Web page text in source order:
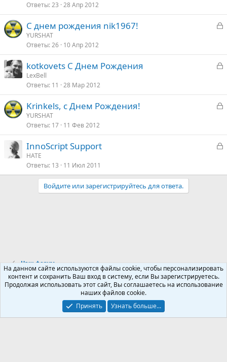
р
Ответы 23 28 Апр 2012
З
р
С днем рождения nik1967!
YURSHAT
Ответы 26 10 Апр 2012
З
р
kotkovets С Днем Рождения
LexBell
Ответы 11 28 Мар 2012
З
р
Krinkels, с Днем Рождения!
YURSHAT
Ответы 17 11 Фев 2012
З
р
InnoScript Support
HATE
Ответы 13 11 Июл 2011
Войдите или зарегистрируйтесь для ответа.
Наш форум
Russian (RU)
Условия и правила
Политика конфиденциальности
Помощь
На данном сайте используются файлы cookie, чтобы персонализировать
контент и сохранить Ваш вход в систему, если Вы зарегистрируетесь.
Продолжая использовать этот сайт, Вы соглашаетесь на использование
наших файлов cookie.
Принять
Узнать больше...